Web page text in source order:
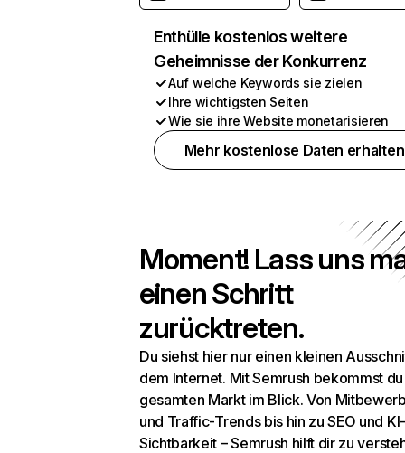
Enthülle kostenlos weitere
Geheimnisse der Konkurrenz
Auf welche Keywords sie zielen
Ihre wichtigsten Seiten
Wie sie ihre Website monetarisieren
Mehr kostenlose Daten erhalten
Moment! Lass uns
einen Schritt
zurücktreten.
Du siehst hier nur einen kleinen
dem Internet. Mit Semrush bekommst
gesamten Markt im Blick. Von
und Traffic-Trends bis hin zu SEO und KI-
Sichtbarkeit – Semrush hilft dir zu